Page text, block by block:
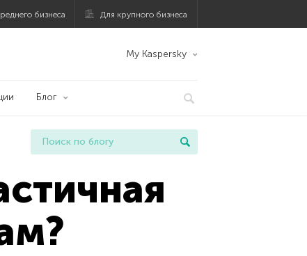
бизнеса Для крупного бизнеса
My Kaspersky
Блог